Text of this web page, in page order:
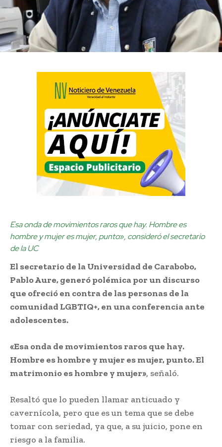
Esa onda de movimientos raros que hay. Hombre es
hombre y mujer es mujer, punto», consideró el secretario
de la UC
El secretario de la Universidad de Carabobo,
Pablo Aure, generó polémica por un discurso
que ofreció en contra de las personas de la
comunidad LGBTIQ+, en una conferencia ante
adolescentes.
«Esa onda de movimientos raros que hay.
Hombre es hombre y mujer es mujer, punto. El
matrimonio es hombre y mujer», señaló.
Resaltó que lo pueden llamar anticuado y
cavernícola, pero que es un tema que se debe
tomar con seriedad, ya que, a su juicio, pone en
riesgo a la familia.